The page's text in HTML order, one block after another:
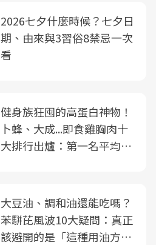
2026七夕什麼時候？七夕日
期、由來與3習俗8禁忌一次
看
健身族狂囤的高蛋白神物！
卜蜂、大成...即食雞胸肉十
大排行出爐：第一名平均一
大豆油、調和油還能吃嗎？
苯駢芘風波10大疑問：真正
該避開的是「這種用油方